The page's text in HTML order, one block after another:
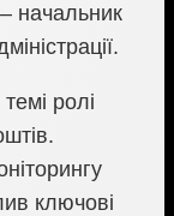
– начальник
ролі
ключові